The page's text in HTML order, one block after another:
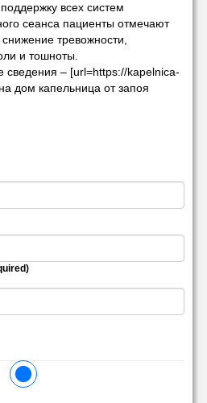
всех систем
сеанса пациенты отмечают
тревожности,
и тошноты.
сведения – [url=https://kapelnica-
дом капельница от запоя